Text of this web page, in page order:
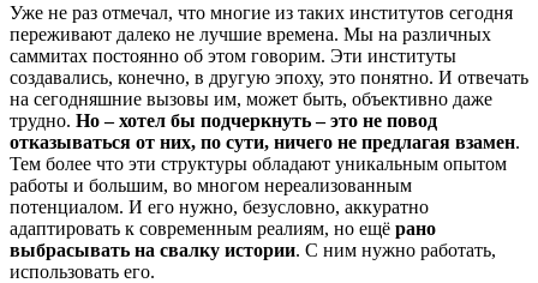
Уже не раз отмечал, что многие из таких институтов сегодня
переживают далеко не лучшие времена. Мы на различных
саммитах постоянно об этом говорим. Эти институты
создавались, конечно, в другую эпоху, это понятно. И отвечать
на сегодняшние вызовы им, может быть, объективно даже
трудно. Но – хотел бы подчеркнуть – это не повод
отказываться от них, по сути, ничего не предлагая взамен.
Тем более что эти структуры обладают уникальным опытом
работы и большим, во многом нереализованным
потенциалом. И его нужно, безусловно, аккуратно
адаптировать к современным реалиям, но ещё рано
выбрасывать на свалку истории. С ним нужно работать,
использовать его.